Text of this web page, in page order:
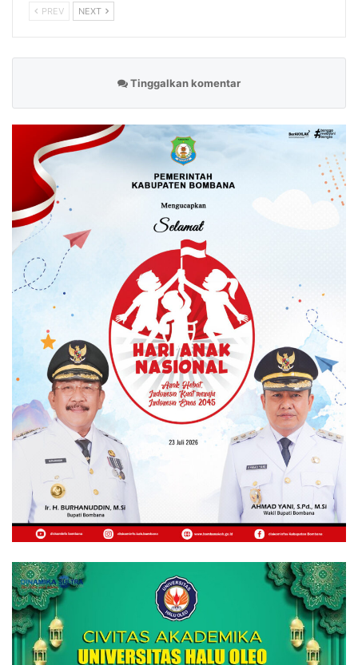
PREV NEXT
Tinggalkan komentar